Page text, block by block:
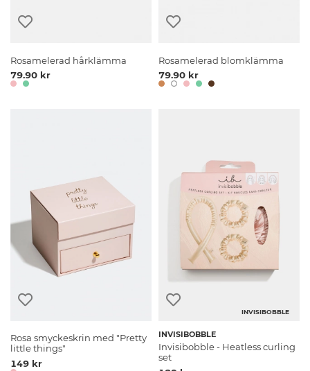
Rosamelerad hårklämma
79.90 kr
Rosamelerad blomklämma
79.90 kr
Rosa smyckeskrin med "Pretty
little things"
149 kr
INVISIBOBBLE
INVISIBOBBLE
Invisibobble - Heatless curling
set